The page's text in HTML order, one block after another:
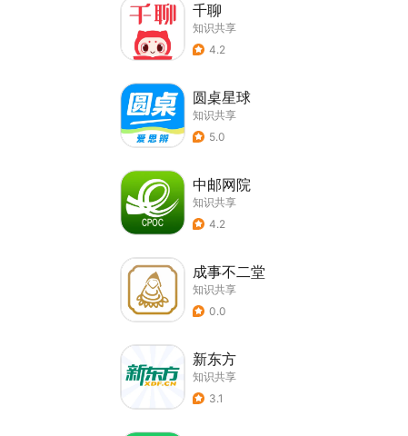
千聊
知识共享
4.2
圆桌星球
知识共享
5.0
中邮网院
知识共享
4.2
成事不二堂
知识共享
0.0
新东方
知识共享
3.1